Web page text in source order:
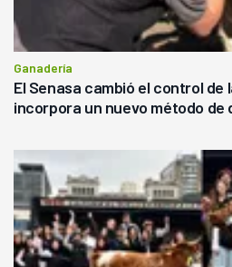
Ganadería
El Senasa cambió el control de
incorpora un nuevo método de